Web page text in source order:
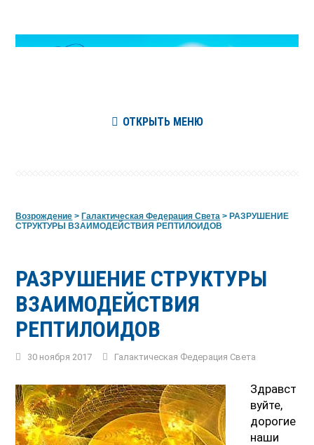
ОТКРЫТЬ МЕНЮ
Возрождение >Галактическая Федерация Света >РАЗРУШЕНИЕ
СТРУКТУРЫ ВЗАИМОДЕЙСТВИЯ РЕПТИЛОИДОВ
РАЗРУШЕНИЕ СТРУКТУРЫ
ВЗАИМОДЕЙСТВИЯ
РЕПТИЛОИДОВ
30 ноября 2017 Галактическая Федерация Света
Здравст
вуйте,
дорогие
наши